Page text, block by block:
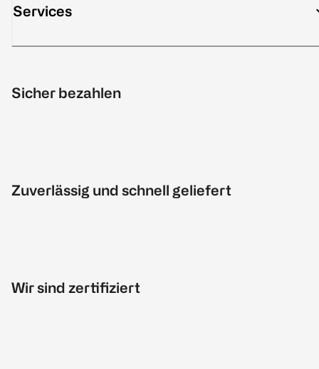
Services
Sicher bezahlen
Zuverlässig und schnell geliefert
Wir sind zertifiziert